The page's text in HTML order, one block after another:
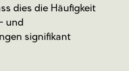
dies die Häufigkeit
und
signifikant